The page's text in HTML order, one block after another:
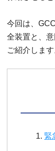
今回は、
全装置と、
ご紹介します
緊